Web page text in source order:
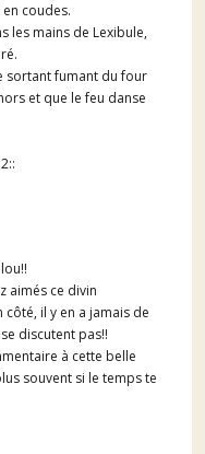
coudes.
les mains de Lexibule,
sortant fumant du four
et que le feu danse
aimés ce divin
il y en a jamais de
discutent pas!!
à cette belle
souvent si le temps te